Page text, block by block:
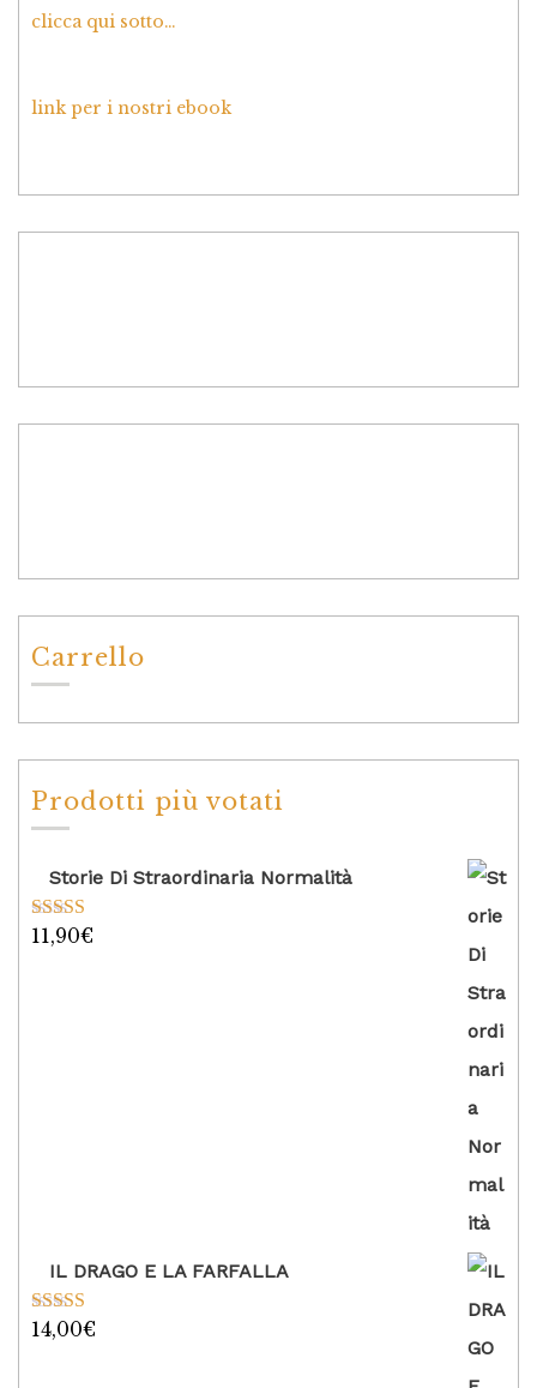
clicca qui sotto…
link per i nostri ebook
Carrello
Prodotti più votati
Storie Di Straordinaria Normalità
Valutato
11,90€
IL DRAGO E LA FARFALLA
Valutato
14,00€